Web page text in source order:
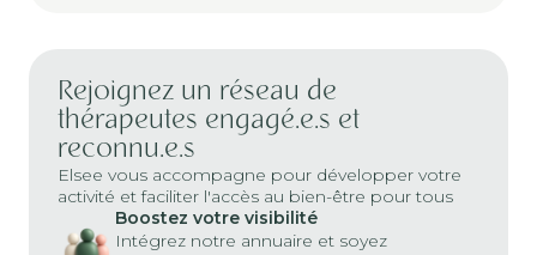
Rejoignez un réseau de
thérapeutes engagé.e.s et
reconnu.e.s
Elsee vous accompagne pour développer votre
activité et faciliter l'accès au bien-être pour tous
Boostez votre visibilité
Intégrez notre annuaire et soyez